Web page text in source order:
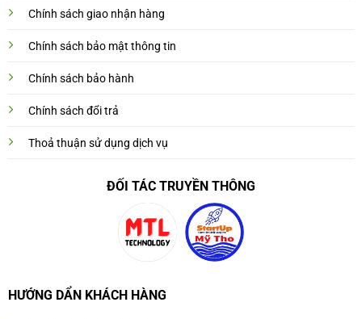
Chính sách giao nhận hàng
Chính sách bảo mật thông tin
Chính sách bảo hành
Chính sách đổi trả
Thoả thuận sử dụng dịch vụ
ĐỐI TÁC TRUYỀN THÔNG
HƯỚNG DẨN KHÁCH HÀNG